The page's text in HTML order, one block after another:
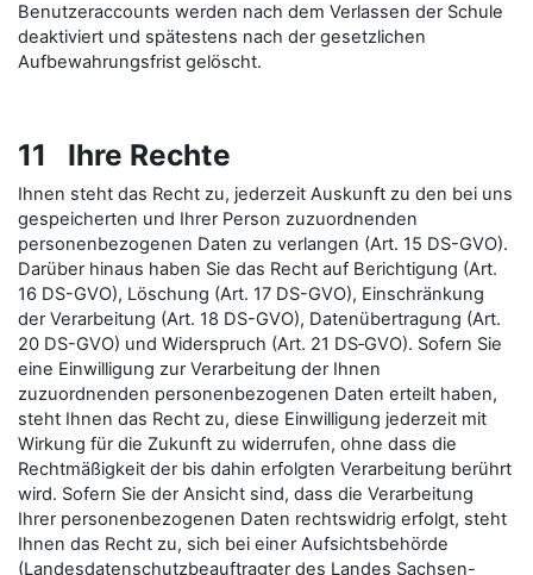
Benutzeraccounts werden nach dem Verlassen der Schule
deaktiviert und spätestens nach der gesetzlichen
Aufbewahrungsfrist gelöscht.
11 Ihre Rechte
Ihnen steht das Recht zu, jederzeit Auskunft zu den bei uns
gespeicherten und Ihrer Person zuzuordnenden
personenbezogenen Daten zu verlangen (Art. 15 DS-GVO).
Darüber hinaus haben Sie das Recht auf Berichtigung (Art.
16 DS-GVO), Löschung (Art. 17 DS-GVO), Einschränkung
der Verarbeitung (Art. 18 DS-GVO), Datenübertragung (Art.
20 DS-GVO) und Widerspruch (Art. 21 DS‑GVO). Sofern Sie
eine Einwilligung zur Verarbeitung der Ihnen
zuzuordnenden personenbezogenen Daten erteilt haben,
steht Ihnen das Recht zu, diese Einwilligung jederzeit mit
Wirkung für die Zukunft zu widerrufen, ohne dass die
Rechtmäßigkeit der bis dahin erfolgten Verarbeitung berührt
wird. Sofern Sie der Ansicht sind, dass die Verarbeitung
Ihrer personenbezogenen Daten rechtswidrig erfolgt, steht
Ihnen das Recht zu, sich bei einer Aufsichtsbehörde
(Landesdatenschutzbeauftragter des Landes Sachsen-